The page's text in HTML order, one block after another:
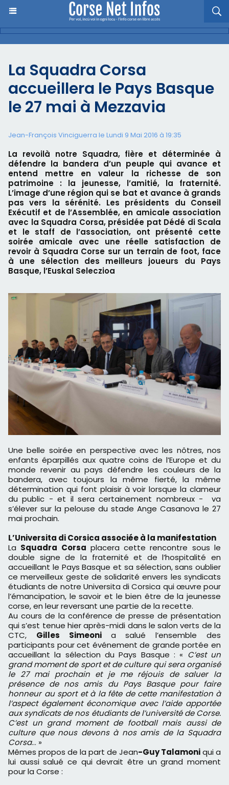
La Squadra Corsa
accueillera le Pays Basque
le 27 mai à Mezzavia
Jean-François Vinciguerra le Lundi 9 Mai 2016 à 19:35
La revoilà notre Squadra, fière et déterminée à
défendre la bandera d’un peuple qui avance et
entend mettre en valeur la richesse de son
patrimoine : la jeunesse, l’amitié, la fraternité.
L’image d’une région qui se bat et avance à grands
pas vers la sérénité. Les présidents du Conseil
Exécutif et de l’Assemblée, en amicale association
avec la Squadra Corsa, présidée pat Dédé di Scala
et le staff de l’association, ont présenté cette
soirée amicale avec une réelle satisfaction de
revoir à Squadra Corse sur un terrain de foot, face
à une sélection des meilleurs joueurs du Pays
Basque, l’Euskal Seleczioa
Une belle soirée en perspective avec les nôtres, nos
enfants éparpillés aux quatre coins de l’Europe et du
monde revenir au pays défendre les couleurs de la
bandera, avec toujours la même fierté, la même
détermination qui font plaisir à voir lorsque la clameur
du public - et il sera certainement nombreux - va
s’élever sur la pelouse du stade Ange Casanova le 27
mai prochain.
L’Universita di Corsica associée à la manifestation
La Squadra Corsa placera cette rencontre sous le
double signe de la fraternité et de l’hospitalité en
accueillant le Pays Basque et sa sélection, sans oublier
ce merveilleux geste de solidarité envers les syndicats
étudiants de notre Universita di Corsica qui œuvre pour
l’émancipation, le savoir et le bien être de la jeunesse
corse, en leur reversant une partie de la recette.
Au cours de la conférence de presse de présentation
qui s’est tenue hier après-midi dans le salon verts de la
CTC, Gilles Simeoni a salué l’ensemble des
participants pour cet événement de grande portée en
accueillant la sélection du Pays Basque : « C’est un
grand moment de sport et de culture qui sera organisé
le 27 mai prochain et je me réjouis de saluer la
présence de nos amis du Pays Basque pour faire
honneur au sport et à la fête de cette manifestation à
l’aspect également économique avec l’aide apportée
aux syndicats de nos étudiants de l’université de Corse.
C’est un grand moment de football mais aussi de
culture que nous devons à nos amis de la Squadra
Corsa… »
Mêmes propos de la part de Jean-Guy Talamoniqui a
lui aussi salué ce qui devrait être un grand moment
pour la Corse :